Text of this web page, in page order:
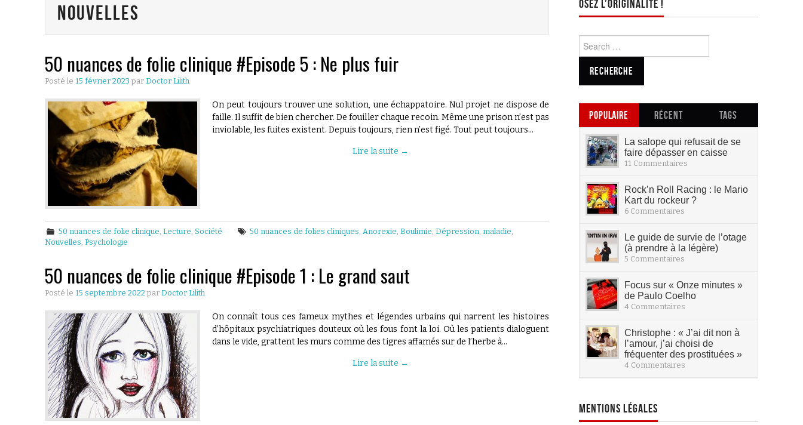
Nouvelles
50 nuances de folie clinique #Episode 5 : Ne plus fuir
Posté le 15 février 2023 par Doctor Lilith
On peut toujours trouver une solution, une échappatoire. Nul projet ne dispose de
faille. Il suffit de bien chercher. De fouiller chaque recoin. Même une prison n’est pas
inviolable, les fuites existent. Depuis toujours, rien n’est figé. Tout peut toujours…
Lire la suite →
50 nuances de folie clinique,Lecture,Société 50 nuances de folies cliniques,Anorexie,Boulimie,Dépression, maladie,
Nouvelles, Psychologie
50 nuances de folie clinique #Episode 1 : Le grand saut
Posté le 15 septembre 2022 par Doctor Lilith
On connaît tous ces fameux mythes et légendes urbains qui narrent les histoires
d’hôpitaux psychiatriques douteux où les fous font la loi. Où les patients dialoguent
dans le vide, grattent les murs comme des tigres affamés sur de l’herbe à…
Lire la suite →
OSEZ L’ORIGINALITÉ !
Search for:
POPULAIRE RÉCENT TAGS
La salope qui refusait de se
faire dépasser en caisse
11 Commentaires
Rock’n Roll Racing : le Mario
Kart du rockeur ?
6 Commentaires
Le guide de survie de l’otage
(à prendre à la légère)
5 Commentaires
Focus sur « Onze minutes »
de Paulo Coelho
4 Commentaires
Christophe : « J’ai dit non à
l’amour, j’ai choisi de
fréquenter des prostituées »
4 Commentaires
MENTIONS LÉGALES